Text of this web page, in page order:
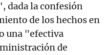
dada la confesión
de los hechos en
una "efectiva
de